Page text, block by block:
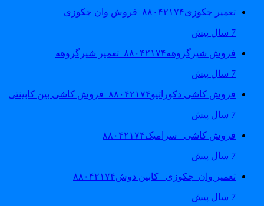
تعمیر جکوزی۸۸۰۴۲۱۷۴_فروش وان جکوزی
فروش شیرگروهه۸۸۰۴۲۱۷۴_تعمیر شیرگروهه
فروش کاشی دکوراتیو۸۸۰۴۲۱۷۴_فروش کاشی بین کابینتی
فروش کاشی _سرامیک۸۸۰۴۲۱۷۴
تعمیر وان_جکوزی_ کابین دوش۸۸۰۴۲۱۷۴